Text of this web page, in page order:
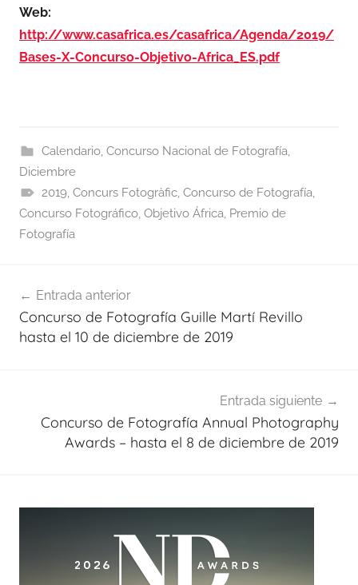
Web:
http://www.casafrica.es/casafrica/Agenda/2019/
Bases-X-Concurso-Objetivo-Africa_ES.pdf
Calendario, Concurso Nacional de Fotografía,
Diciembre
2019, Concurs Fotogràfic, Concurso de Fotografía,
Concurso Fotográfico, Objetivo África, Premio de
Fotografía
de
entradas
Entrada anterior
Concurso de Fotografía Guille Martí Revillo
hasta el 10 de diciembre de 2019
Entrada siguiente
Concurso de Fotografía Annual Photography
Awards – hasta el 8 de diciembre de 2019